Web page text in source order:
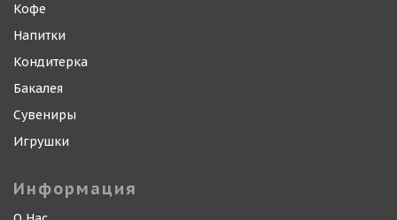
Кофе
Напитки
Кондитерка
Бакалея
Сувениры
Игрушки
Информация